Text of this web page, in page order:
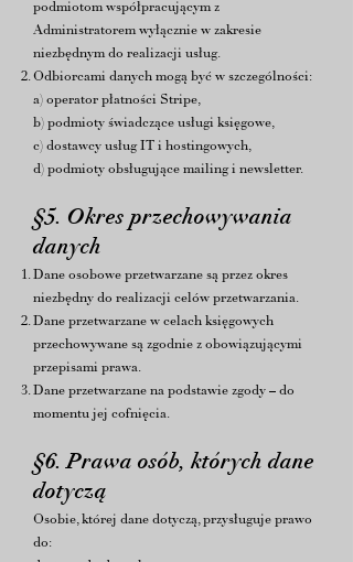
podmiotom współpracującym z
Administratorem wyłącznie w zakresie
niezbędnym do realizacji usług.
Odbiorcami danych mogą być w szczególności:
a) operator płatności Stripe,
b) podmioty świadczące usługi księgowe,
c) dostawcy usług IT i hostingowych,
d) podmioty obsługujące mailing i newsletter.
§5. Okres przechowywania
danych
Dane osobowe przetwarzane są przez okres
niezbędny do realizacji celów przetwarzania.
Dane przetwarzane w celach księgowych
przechowywane są zgodnie z obowiązującymi
przepisami prawa.
Dane przetwarzane na podstawie zgody – do
momentu jej cofnięcia.
§6. Prawa osób, których dane
dotyczą
Osobie, której dane dotyczą, przysługuje prawo
do: